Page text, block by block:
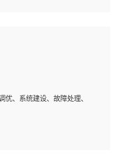
专业；
维方法；
优、系统建设、故障处理、